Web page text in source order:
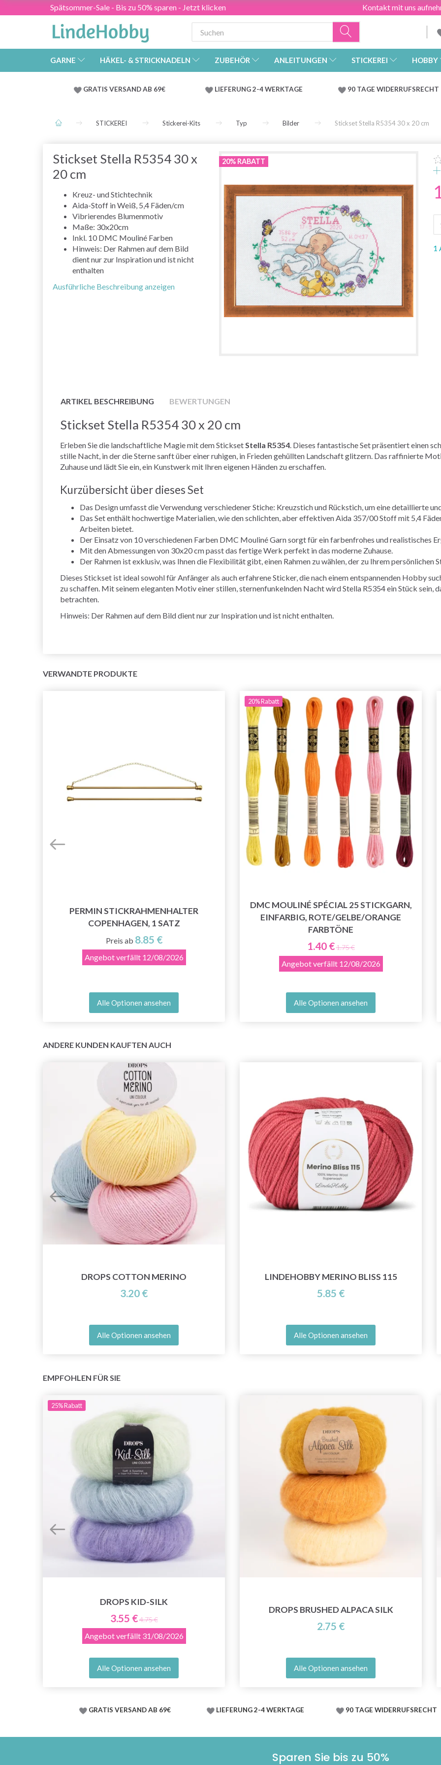
Spätsommer-Sale - Bis zu 50% sparen - Jetzt klicken Kontakt mit uns
GARNE HÄKEL- & STRICKNADELN ZUBEHÖR ANLEITUNGEN STICKEREI HOBBY
GRATIS VERSAND AB 69€ LIEFERUNG 2-4 WERKTAGE 90 TAGE WIDERRUFSRECHT
STICKEREI Stickerei-Kits Typ Bilder Stickset Stella R5354 30 x 20 cm
Stickset Stella R5354 30 x
20 cm
Kreuz- und Stichtechnik
Aida-Stoff in Weiß, 5,4 Fäden/cm
Vibrierendes Blumenmotiv
Maße: 30x20cm
Inkl. 10 DMC Mouliné Farben
Hinweis: Der Rahmen auf dem Bild
dient nur zur Inspiration und ist nicht
enthalten
Ausführliche Beschreibung anzeigen
20% RABATT
1
ARTIKEL BESCHREIBUNG BEWERTUNGEN
Stickset Stella R5354 30 x 20 cm
Erleben Sie die landschaftliche Magie mit dem SticksetStella R5354. Dieses fantastische Set präsentiert einen
stille Nacht, in der die Sterne sanft über einer ruhigen, in Frieden gehüllten Landschaft glitzern. Das raffinierte
Zuhause und lädt Sie ein, ein Kunstwerk mit Ihren eigenen Händen zu erschaffen.
Kurzübersicht über dieses Set
Das Design umfasst die Verwendung verschiedener Stiche: Kreuzstich und Rückstich, um eine detaillierte
Das Set enthält hochwertige Materialien, wie den schlichten, aber effektiven Aida 357/00 Stoff mit 5,4
Arbeiten bietet.
Der Einsatz von 10 verschiedenen Farben DMC Mouliné Garn sorgt für ein farbenfrohes und realistisches
Mit den Abmessungen von 30x20 cm passt das fertige Werk perfekt in das moderne Zuhause.
Der Rahmen ist exklusiv, was Ihnen die Flexibilität gibt, einen Rahmen zu wählen, der zu Ihrem persönlichen
Dieses Stickset ist ideal sowohl für Anfänger als auch erfahrene Sticker, die nach einem entspannenden Hobby
zu schaffen. Mit seinem eleganten Motiv einer stillen, sternenfunkelnden Nacht wird Stella R5354 ein Stück sein,
betrachten.
Hinweis: Der Rahmen auf dem Bild dient nur zur Inspiration und ist nicht enthalten.
VERWANDTE PRODUKTE
PERMIN STICKRAHMENHALTER
COPENHAGEN, 1 SATZ
Preis ab 8.85 €
Angebot verfällt 12/08/2026
Alle Optionen ansehen
20%Rabatt
DMC MOULINÉ SPÉCIAL 25 STICKGARN,
EINFARBIG, ROTE/GELBE/ORANGE
FARBTÖNE
1.40 €1.75 €
Angebot verfällt 12/08/2026
Alle Optionen ansehen
ANDERE KUNDEN KAUFTEN AUCH
DROPS COTTON MERINO
3.20 €
Alle Optionen ansehen
LINDEHOBBY MERINO BLISS 115
5.85 €
Alle Optionen ansehen
EMPFOHLEN FÜR SIE
25%Rabatt
DROPS KID-SILK
3.55 €4.75 €
Angebot verfällt 31/08/2026
Alle Optionen ansehen
DROPS BRUSHED ALPACA SILK
2.75 €
Alle Optionen ansehen
GRATIS VERSAND AB 69€ LIEFERUNG 2-4 WERKTAGE 90 TAGE WIDERRUFSRECHT
Sparen Sie bis zu 50%